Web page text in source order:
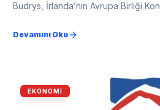
Budrys, İrlanda’nın Avrupa Birliği
Devamını Oku
EKONOMI